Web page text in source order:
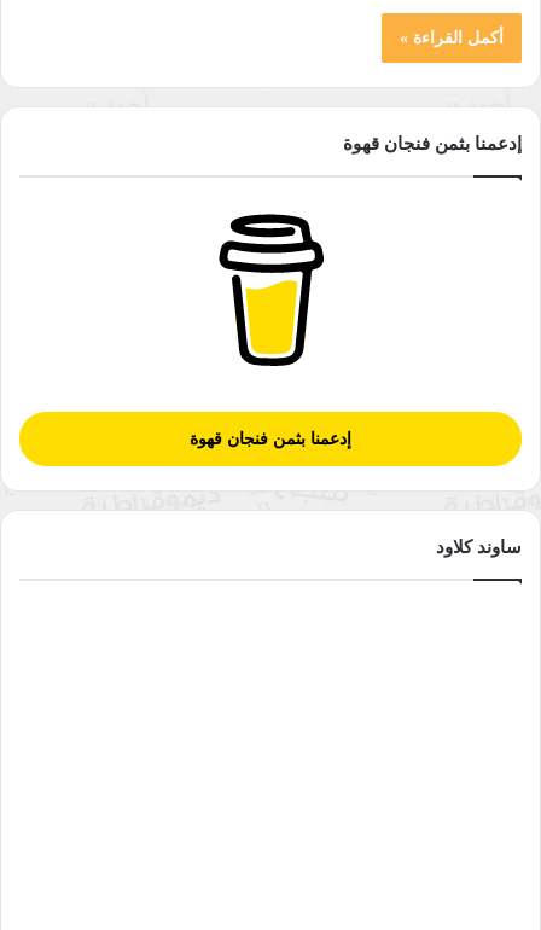
أكمل القراءة »
إدعمنا بثمن فنجان قهوة
إدعمنا بثمن فنجان قهوة
ساوند كلاود